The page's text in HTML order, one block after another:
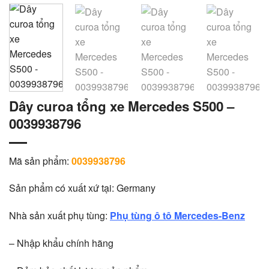
Dây curoa tổng xe Mercedes S500 –
0039938796
Mã sản phẩm: 0039938796
Sản phẩm có xuất xứ tại: Germany
Nhà sản xuất phụ tùng: Phụ tùng ô tô Mercedes-Benz
– Nhập khẩu chính hãng